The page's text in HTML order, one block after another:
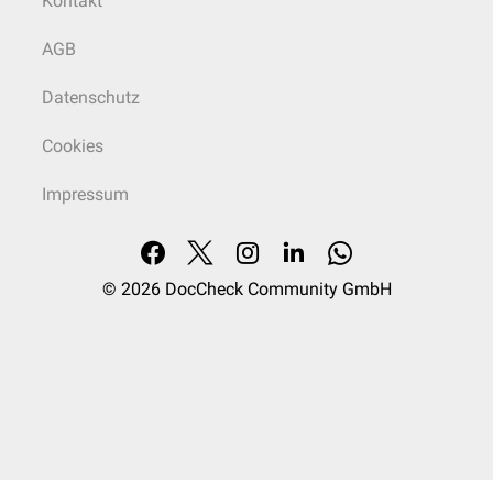
AGB
Datenschutz
Cookies
Impressum
© 2026 DocCheck Community GmbH